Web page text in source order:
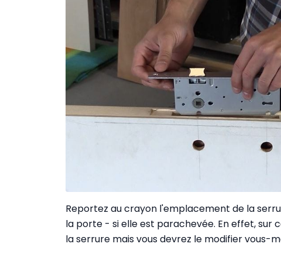
Reportez au crayon l'emplacement de la
la porte - si elle est parachevée. En effet, sur
la serrure mais vous devrez le modifier vous-